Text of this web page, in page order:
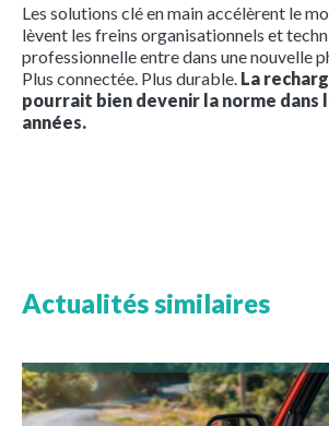
Les solutions clé en main accélèrent le
lèvent les freins organisationnels et
professionnelle entre dans une nouvelle
Plus connectée. Plus durable. La
pourrait bien devenir la norme dans
années.
Actualités similaires